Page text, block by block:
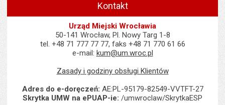
Kontakt
Urząd Miejski Wrocławia
50-141 Wrocław, Pl. Nowy Targ 1-8
tel. +48 71 777 77 77, faks +48 71 770 61 66
e-mail: kum@um.wroc.pl
Zasady i godziny obsługi Klientów
Adres do e-doręczeń: AE:PL-95179-82549-VVTFT-27
Skrytka UMW na ePUAP-ie: /umwroclaw/SkrytkaESP